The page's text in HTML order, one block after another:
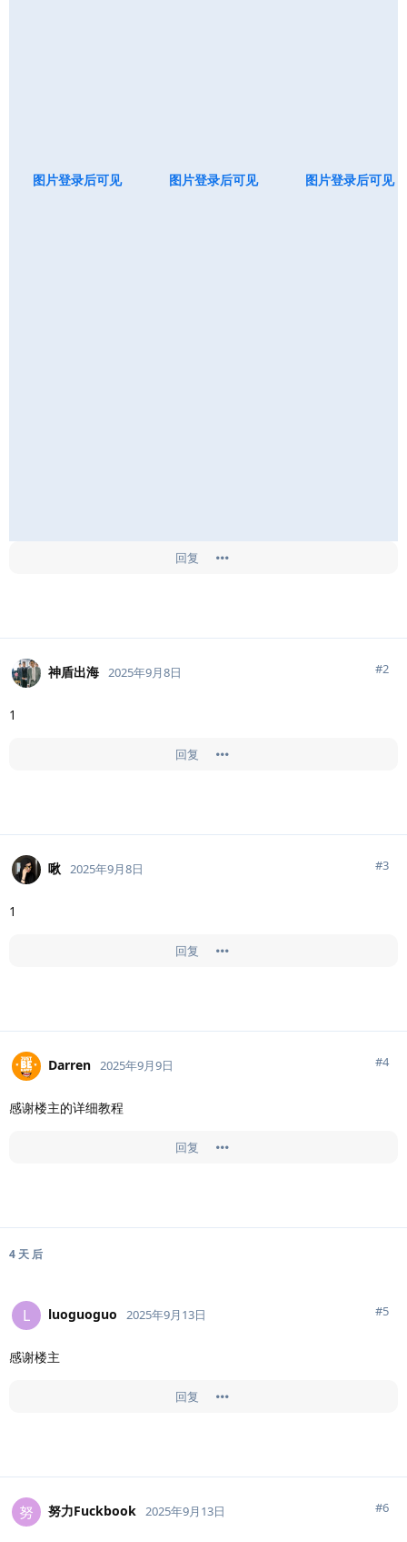
图片登录后可见 图片登录后可见 图片登录后可见
回复
神盾出海 2025年9月8日 #2
1
回复
啾 2025年9月8日 #3
1
回复
Darren 2025年9月9日 #4
感谢楼主的详细教程
回复
4 天 后
L luoguoguo 2025年9月13日 #5
感谢楼主
回复
努 努力Fuckbook 2025年9月13日 #6